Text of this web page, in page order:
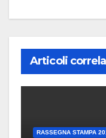
Articoli
RASSEGNA STAMPA